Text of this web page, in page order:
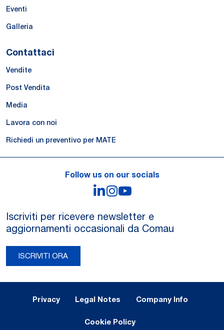
Eventi
Galleria
Contattaci
Vendite
Post Vendita
Media
Lavora con noi
Richiedi un preventivo per MATE
Follow us on our socials
LinkedIn
Instagram
Iscriviti per ricevere newsletter e
aggiornamenti occasionali da Comau
ISCRIVITI ORA
Privacy Legal Notes Company Info
Cookie Policy